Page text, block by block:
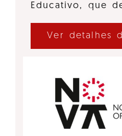
Educativo, que
Ver detalhes